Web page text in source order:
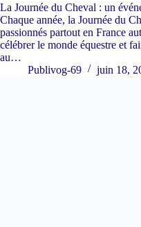
La Journée du Cheval : un
Chaque année, la Journée du
passionnés partout en France
célébrer le monde équestre et
au…
Publivog-69
juin 18,